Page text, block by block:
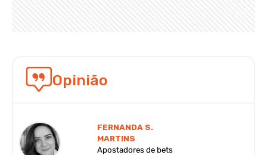
Opinião
FERNANDA S.
MARTINS
Apostadores de bets